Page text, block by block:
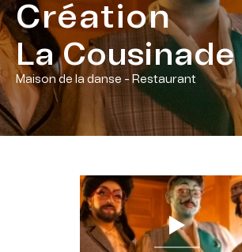
Création
La Cousinade
Maison de la danse - Restaurant